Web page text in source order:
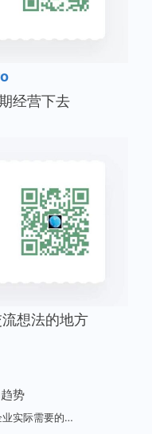
经营下去
想法的地方
势
业实际需要的…